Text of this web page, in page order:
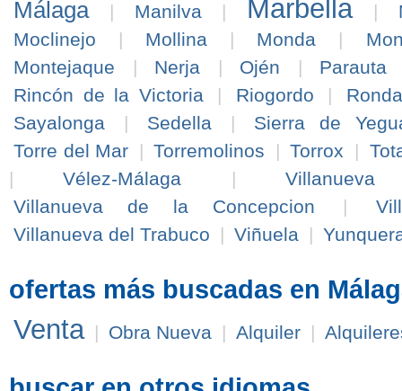
Málaga | Manilva | Marbella |
Moclinejo
| Mollina | Monda |
Montejaque
| Nerja | Ojén | Parauta
Rincón de la Victoria
| Riogordo |
Ronda
Sayalonga
| Sedella |
Sierra de
Torre del Mar
| Torremolinos | Torrox |
|
Vélez-Málaga |
Villanueva de la Concepcion
|
Villanueva del Trabuco
| Viñuela |
ofertas más buscadas en
Venta | Obra Nueva | Alquiler |